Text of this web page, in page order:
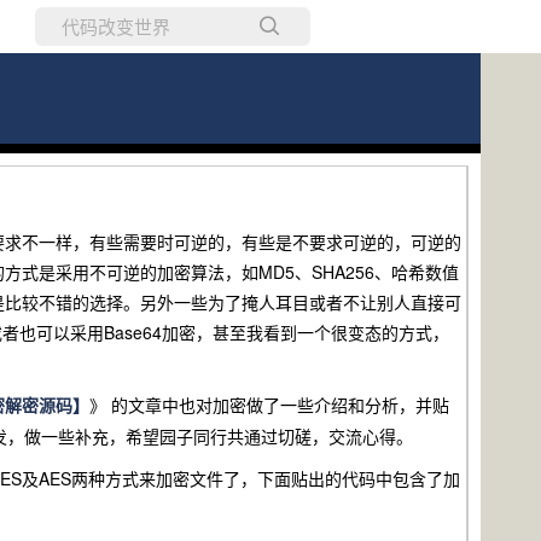
不一样，有些需要时可逆的，有些是不要求可逆的，可逆的
式是采用不可逆的加密算法，如MD5、SHA256、哈希数值
较不错的选择。另外一些为了掩人耳目或者不让别人直接可
可以采用Base64加密，甚至我看到一个很变态的方式，
密源码】 》 的文章中也对加密做了一些介绍和分析，并贴
做一些补充，希望园子同行共通过切磋，交流心得。
及AES两种方式来加密文件了，下面贴出的代码中包含了加